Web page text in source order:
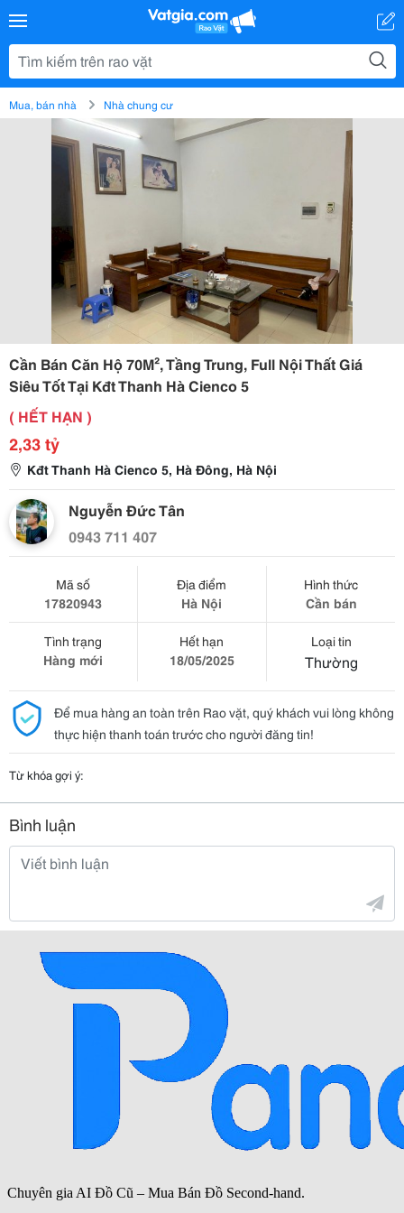
Mua, bán nhà Nhà chung cư
Cần Bán Căn Hộ 70M², Tầng Trung, Full Nội Thất Giá
Siêu Tốt Tại Kđt Thanh Hà Cienco 5
( HẾT HẠN )
2,33 tỷ
Kđt Thanh Hà Cienco 5, Hà Đông, Hà Nội
Nguyễn Đức Tân
0943 711 407
Mã số
17820943
Địa điểm
Hà Nội
Hình thức
Cần bán
Tình trạng
Hàng mới
Hết hạn
18/05/2025
Loại tin
Thường
Để mua hàng an toàn trên Rao vặt, quý khách vui lòng không
thực hiện thanh toán trước cho người đăng tin!
Từ khóa gợi ý:
Bình luận